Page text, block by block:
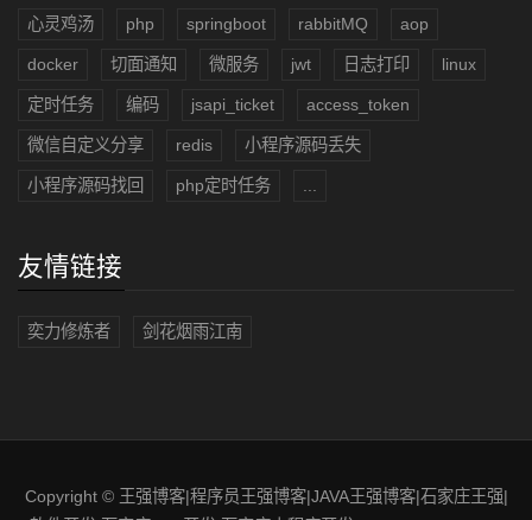
心灵鸡汤 php springboot rabbitMQ aop
docker 切面通知 微服务 jwt 日志打印 linux
定时任务 编码 jsapi_ticket access_token
微信自定义分享 redis 小程序源码丢失
小程序源码找回 php定时任务
友情链接
奕力修炼者 剑花烟雨江南
Copyright © 王强博客|程序员王强博客|JAVA王强博客|石家庄王强|